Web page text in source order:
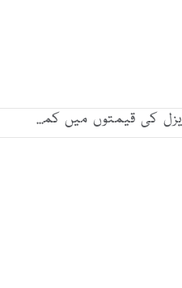
حکومت کا پیٹرول اور ڈیزل کی قیمتوں میں کمی کا اعلان